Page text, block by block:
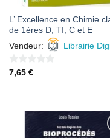
L’ Excellence en Chimie
de 1ères D, TI, C et E
Vendeur:
Librairie
0
7,65 €